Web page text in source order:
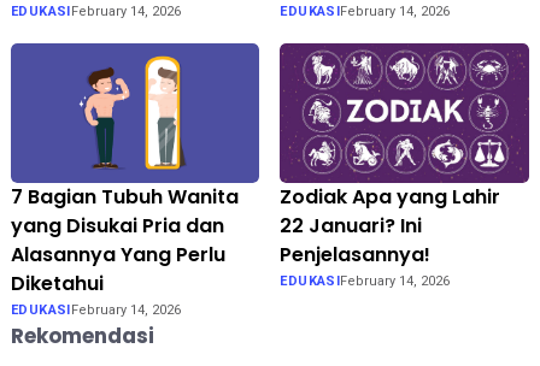
EDUKASIFebruary 14, 2026 EDUKASIFebruary 14, 2026
7 Bagian Tubuh Wanita
yang Disukai Pria dan
Alasannya Yang Perlu
Diketahui
EDUKASIFebruary 14, 2026
Zodiak Apa yang Lahir
22 Januari? Ini
Penjelasannya!
EDUKASIFebruary 14, 2026
Rekomendasi